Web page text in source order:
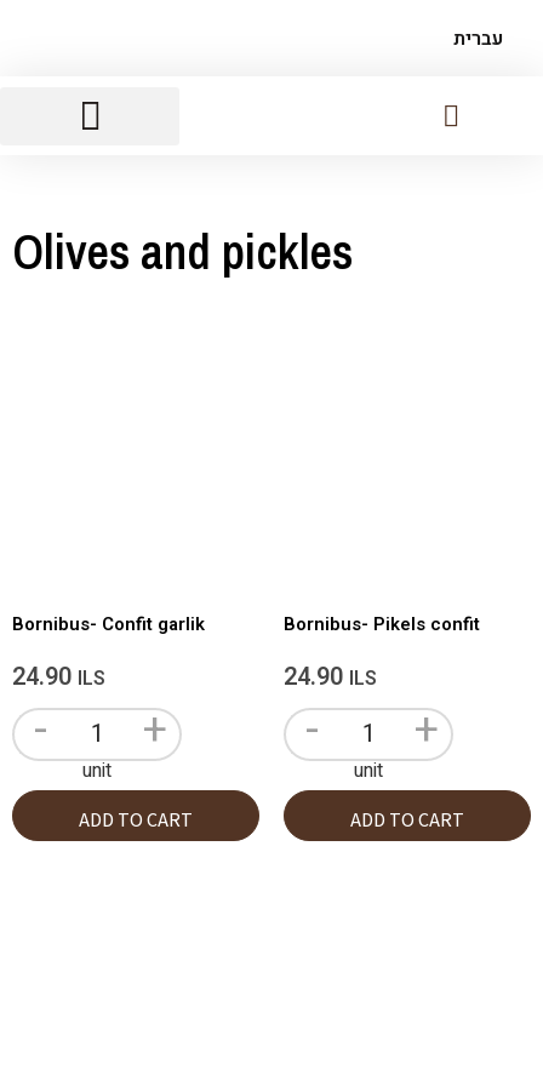
עברית
Olives and pickles
Bornibus- Confit garlik
24.90 ILS
- +
unit
ADD TO CART
Bornibus- Pikels confit
24.90 ILS
- +
unit
ADD TO CART